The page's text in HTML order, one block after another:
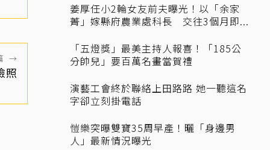
→
照
姜厚任小2輪女友前夫曝光！以「余家
菁」嫁縣府農業處科長 交往3個月即...
「五燈獎」最美主持人報喜！「185公
分帥兒」要百萬名畫當賀禮
演藝工會終於聯絡上田路路 她一聽這名
字卻立刻掛電話
愷樂突曝雙寶35周早產！曬「身邊男
人」最新情況曝光